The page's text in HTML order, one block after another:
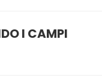
I CAMPI